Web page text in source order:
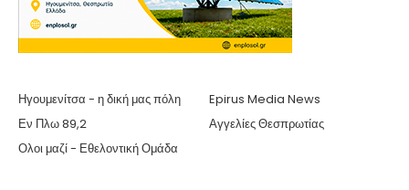
Ηγουμενίτσα - η δική μας πόλη
Epirus Media News
Εν Πλω 89,2
Αγγελίες Θεσπρωτίας
Ολοι μαζί - Εθελοντική Ομάδα